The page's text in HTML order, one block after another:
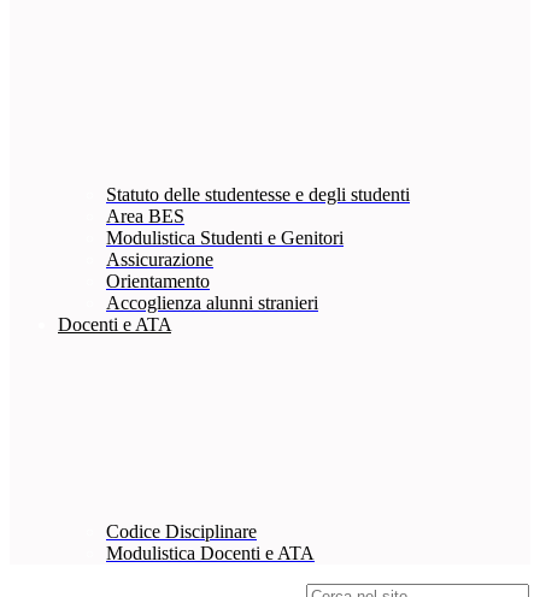
Statuto delle studentesse e degli studenti
Area BES
Modulistica Studenti e Genitori
Assicurazione
Orientamento
Accoglienza alunni stranieri
Docenti e ATA
Codice Disciplinare
Modulistica Docenti e ATA